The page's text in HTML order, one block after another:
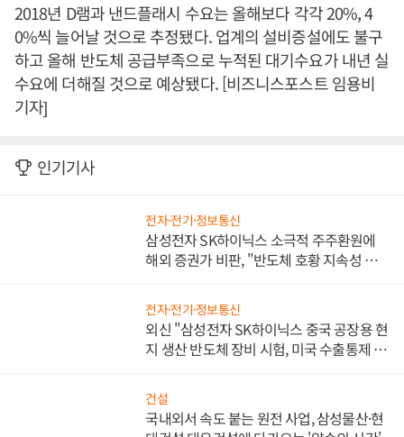
2018년 D램과 낸드플래시 수요는 올해보다 각각 20%, 4
0%씩 늘어날 것으로 추정됐다. 업계의 설비증설에도 불구
하고 올해 반도체 공급부족으로 누적된 대기수요가 내년 실
수요에 더해질 것으로 예상됐다. [비즈니스포스트 임용비
기자]
인기기사
전자·전기·정보통신
삼성전자 SK하이닉스 소극적 주주환원에
해외 증권가 비판, "반도체 호황 지속성 의
전자·전기·정보통신
외신 "삼성전자 SK하이닉스 중국 공장용 현
지 생산 반도체 장비 시험, 미국 수출통제 대
건설
국내외서 속도 붙는 원전 사업, 삼성물산·현